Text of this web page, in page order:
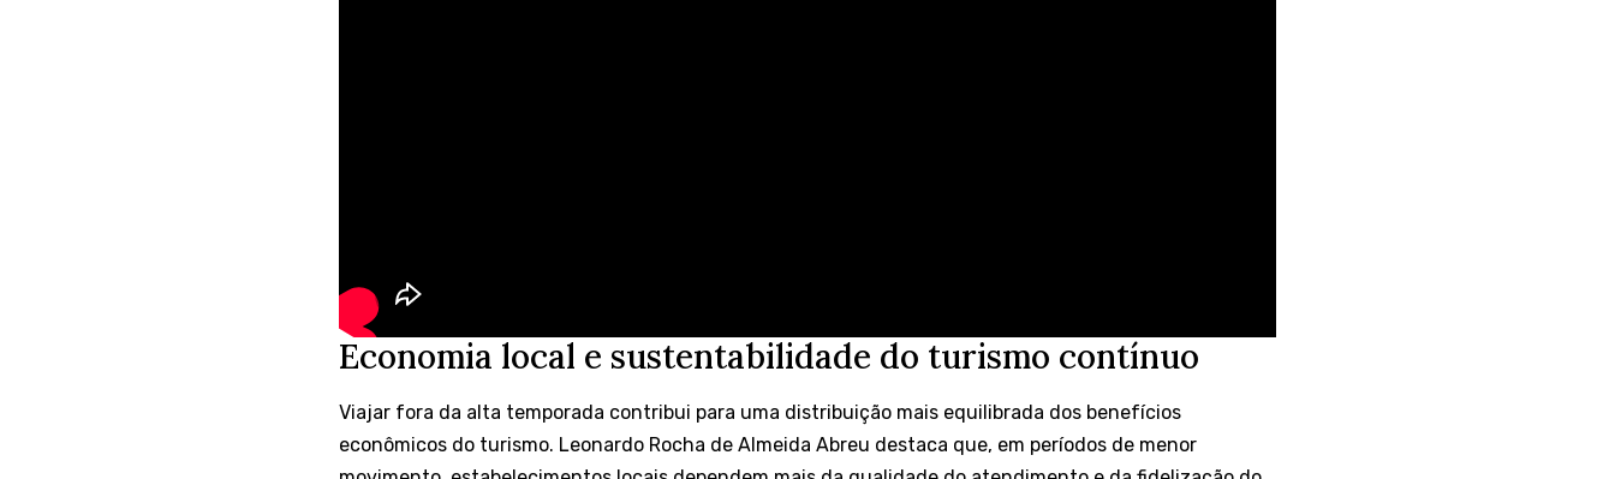
Economia local e sustentabilidade do turismo contínuo
Viajar fora da alta temporada contribui para uma distribuição mais equilibrada dos benefícios
econômicos do turismo. Leonardo Rocha de Almeida Abreu destaca que, em períodos de menor